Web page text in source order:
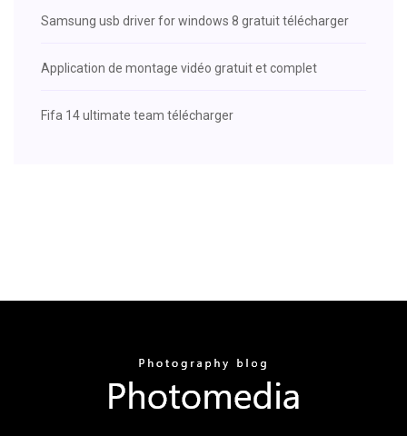
Samsung usb driver for windows 8 gratuit télécharger
Application de montage vidéo gratuit et complet
Fifa 14 ultimate team télécharger